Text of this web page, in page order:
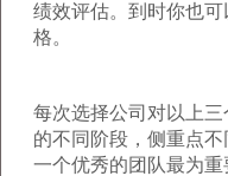
绩效评估。到时你也
格。
每次选择公司对以上
的不同阶段，侧重点
一个优秀的团队最为重